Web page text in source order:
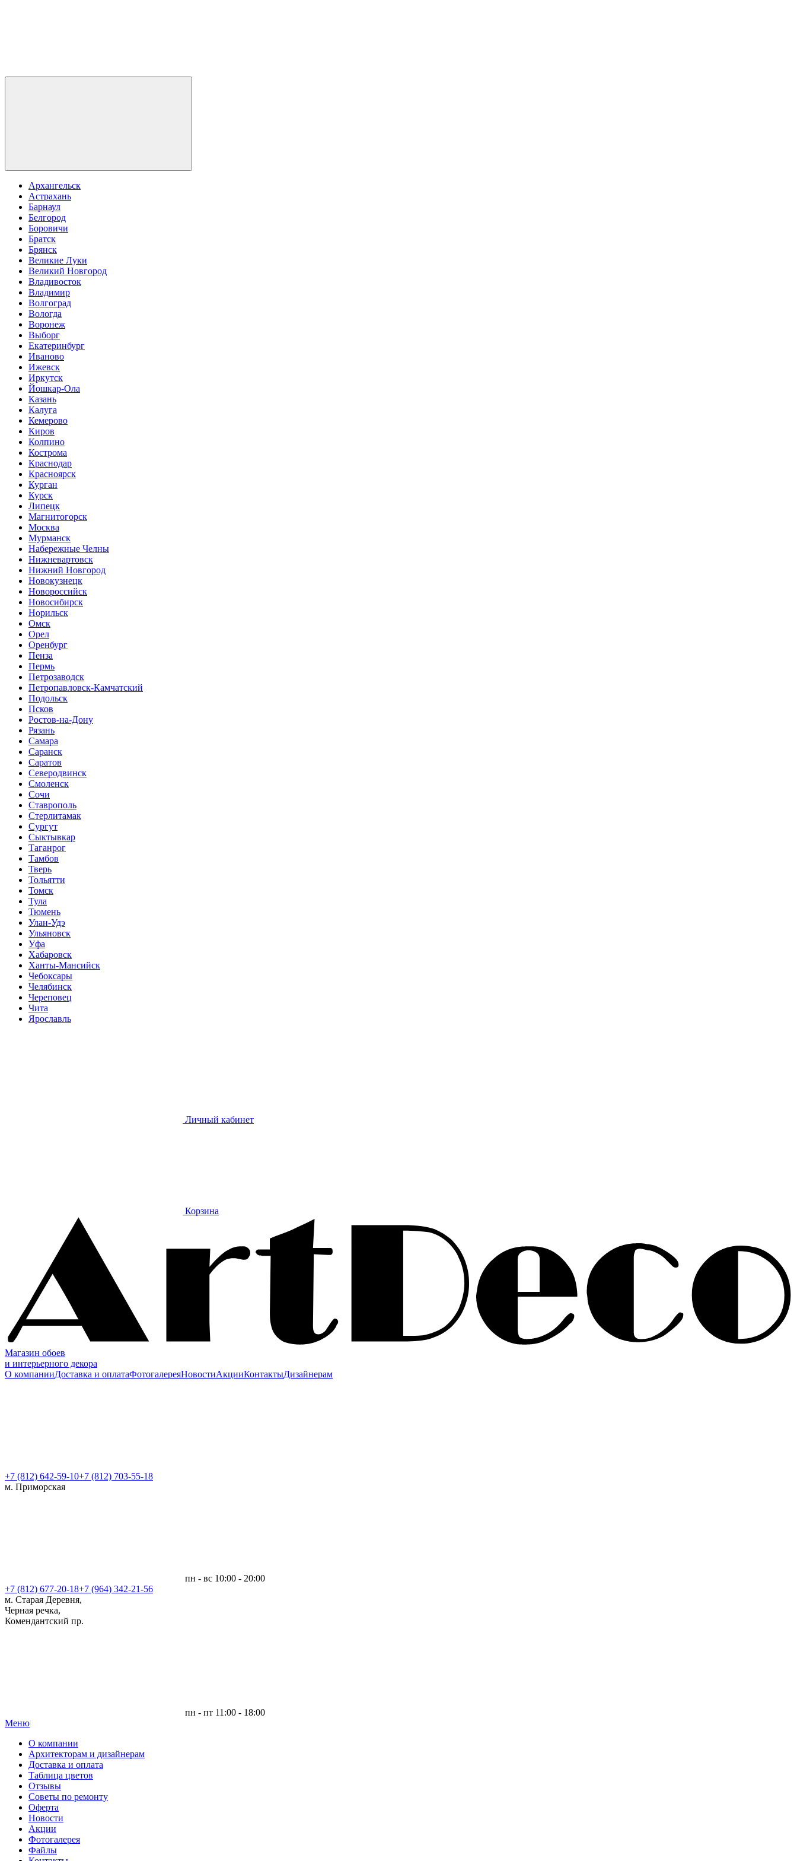
Архангельск
Астрахань
Барнаул
Белгород
Боровичи
Братск
Брянск
Великие Луки
Великий Новгород
Владивосток
Владимир
Волгоград
Вологда
Воронеж
Выборг
Екатеринбург
Иваново
Ижевск
Иркутск
Йошкар-Ола
Казань
Калуга
Кемерово
Киров
Колпино
Кострома
Краснодар
Красноярск
Курган
Курск
Липецк
Магнитогорск
Москва
Мурманск
Набережные Челны
Нижневартовск
Нижний Новгород
Новокузнецк
Новороссийск
Новосибирск
Норильск
Омск
Орел
Оренбург
Пенза
Пермь
Петрозаводск
Петропавловск-Камчатский
Подольск
Псков
Ростов-на-Дону
Рязань
Самара
Саранск
Саратов
Северодвинск
Смоленск
Сочи
Ставрополь
Стерлитамак
Сургут
Сыктывкар
Таганрог
Тамбов
Тверь
Тольятти
Томск
Тула
Тюмень
Улан-Удэ
Ульяновск
Уфа
Хабаровск
Ханты-Мансийск
Чебоксары
Челябинск
Череповец
Чита
Ярославль
Личный кабинет
Корзина
Магазин обоев
и интерьерного декора
О компанииДоставка и оплатаФотогалереяНовостиАкцииКонтактыДизайнерам
+7 (812) 642-59-10+7 (812) 703-55-18
м. Приморская
пн - вс 10:00 - 20:00
+7 (812) 677-20-18+7 (964) 342-21-56
м. Старая Деревня,
Черная речка,
Комендантский пр.
пн - пт 11:00 - 18:00
Меню|
О компании
Архитекторам и дизайнерам
Доставка и оплата
Таблица цветов
Отзывы
Советы по ремонту
Оферта
Новости
Акции
Фотогалерея
Файлы